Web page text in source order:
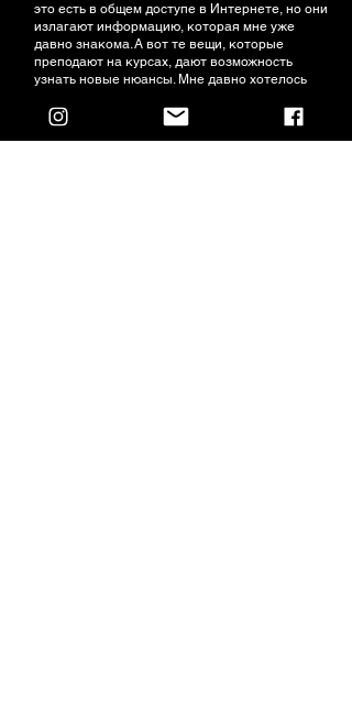
это есть в общем доступе в Интернете, но они
излагают информацию, которая мне уже
давно знакома. А вот те вещи, которые
преподают на курсах, дают возможность
узнать новые нюансы. Мне давно хотелось
витальных зубов. У меня в этом направлении